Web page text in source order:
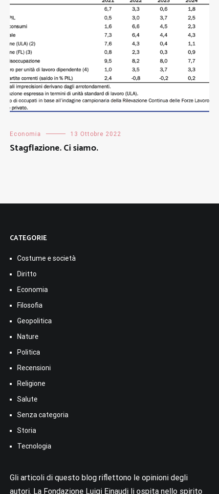
Economia 13 Ottobre 2022
Stagflazione. Ci siamo.
CATEGORIE
Costume e società
Diritto
Economia
Filosofia
Geopolitica
Nature
Politica
Recensioni
Religione
Salute
Senza categoria
Storia
Tecnologia
Gli articoli di questo blog riflettono le opinioni degli
autori. La Fondazione Luigi Einaudi li ospita nello spirito